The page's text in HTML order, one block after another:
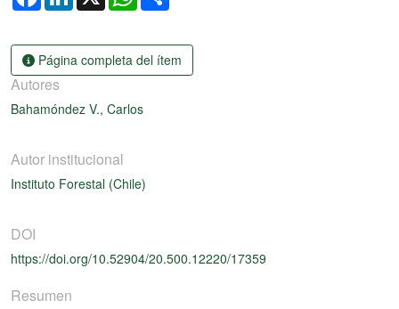
Página completa del ítem
Autores
Bahamóndez V., Carlos
Autor institucional
Instituto Forestal (Chile)
DOI
https://doi.org/10.52904/20.500.12220/17359
Resumen